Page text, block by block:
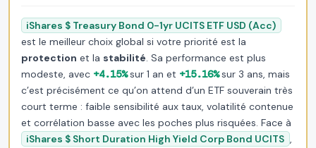
iShares $ Treasury Bond 0-1yr UCITS ETF USD (Acc)
est le meilleur choix global si votre priorité est la
protection et la stabilité. Sa performance est plus
modeste, avec +4.15%sur 1 an et +15.16%sur 3 ans, mais
c’est précisément ce qu’on attend d’un ETF souverain très
court terme : faible sensibilité aux taux, volatilité contenue
et corrélation basse avec les poches plus risquées. Face à
iShares $ Short Duration High Yield Corp Bond UCITS ,